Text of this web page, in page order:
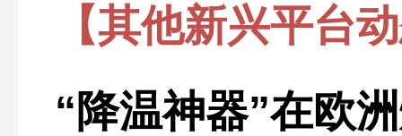
【其他新兴平台
“降温神器”在欧